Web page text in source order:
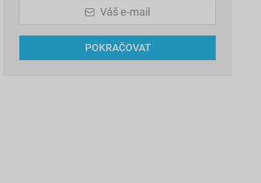
Váš e-mail
POKRAČOVAT